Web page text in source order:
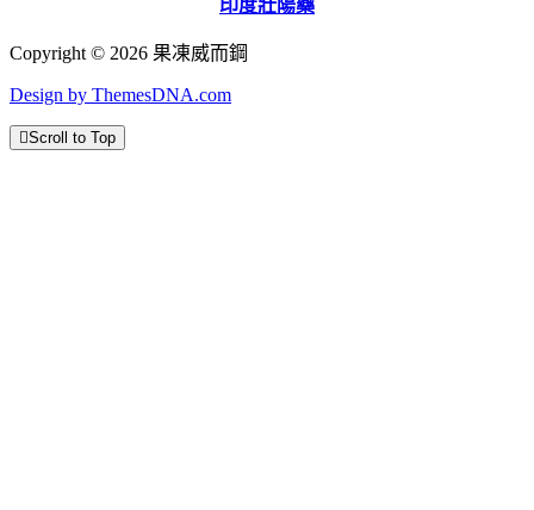
印度壯陽藥
Copyright © 2026 果凍威而鋼
Design by ThemesDNA.com
Scroll to Top